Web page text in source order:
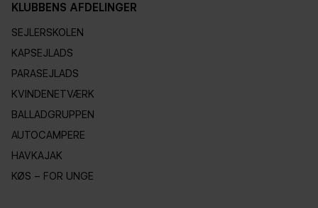
KLUBBENS AFDELINGER
SEJLERSKOLEN
KAPSEJLADS
PARASEJLADS
KVINDENETVÆRK
BALLADGRUPPEN
AUTOCAMPERE
HAVKAJAK
KØS – FOR UNGE